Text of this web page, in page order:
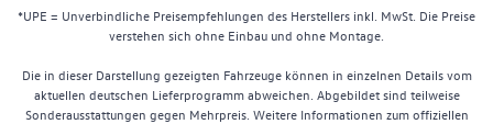
*UPE = Unverbindliche Preisempfehlungen des Herstellers inkl. MwSt. Die Preise
verstehen sich ohne Einbau und ohne Montage.
Die in dieser Darstellung gezeigten Fahrzeuge können in einzelnen Details vom
aktuellen deutschen Lieferprogramm abweichen. Abgebildet sind teilweise
Sonderausstattungen gegen Mehrpreis. Weitere Informationen zum offiziellen